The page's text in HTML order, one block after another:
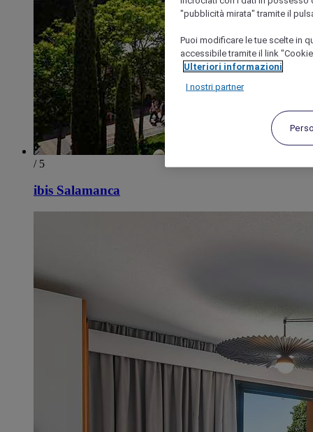
/ 5
ibis Salamanca
"pubblicità mirata" tramite il
Puoi modificare le tue scelte in
accessibile tramite il link
Ulteriori informazioni
I nostri partner